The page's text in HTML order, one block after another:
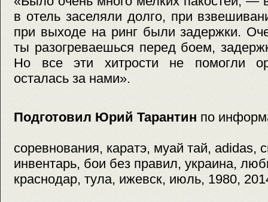
в отель заселяли долго, при
при выходе на ринг были задержки.
ты разогреваешься перед боем,
Но все эти хитрости не помогли
осталась за нами».
Подготовил Юрий Тарантин по
соревнования, каратэ, муай тай, adidas,
инвентарь, бои без правил, украина,
краснодар, тула, ижевск, июль, 1980,